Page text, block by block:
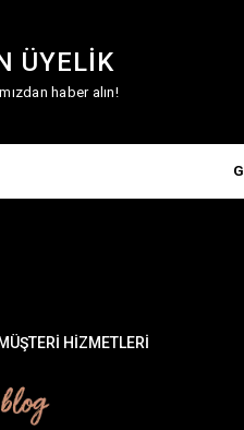
ÜYELİK
haber alın!
MÜŞTERİ HİZMETLERİ